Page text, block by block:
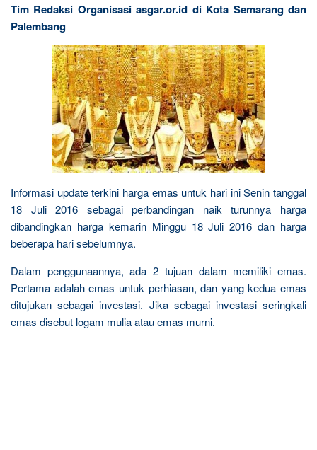
Tim Redaksi Organisasi asgar.or.id di Kota Semarang dan
Palembang
Informasi update terkini harga emas untuk hari ini Senin tanggal
18 Juli 2016 sebagai perbandingan naik turunnya harga
dibandingkan harga kemarin Minggu 18 Juli 2016 dan harga
beberapa hari sebelumnya.
Dalam penggunaannya, ada 2 tujuan dalam memiliki emas.
Pertama adalah emas untuk perhiasan, dan yang kedua emas
ditujukan sebagai investasi. Jika sebagai investasi seringkali
emas disebut logam mulia atau emas murni.